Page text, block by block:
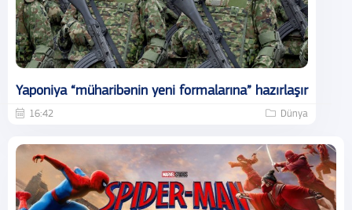
Yaponiya “müharibənin yeni formalarına” hazırlaşır
16:42 Dünya